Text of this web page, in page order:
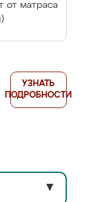
от матраса
УЗНАТЬ
ПОДРОБНОСТИ
▼